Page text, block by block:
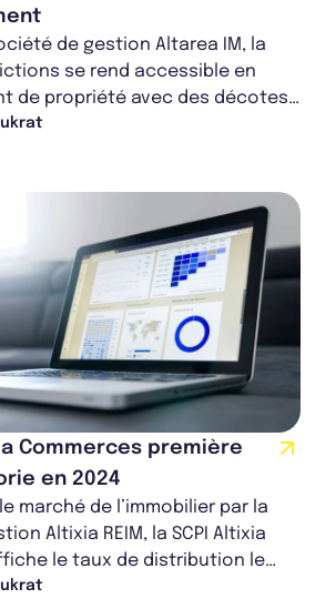
de gestion Altarea IM, la
se rend accessible en
de propriété avec des décotes
épargnants pourront ainsi inv...
Commerces première
en 2024
marché de l’immobilier par la
Altixia REIM, la SCPI Altixia
le taux de distribution le
catégorie. Cette perf...